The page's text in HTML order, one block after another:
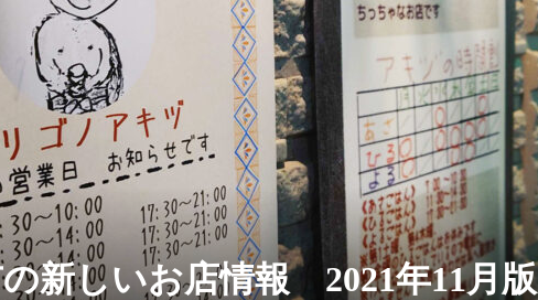
新しいお店情報 2021年11月版